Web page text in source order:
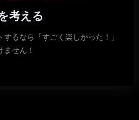
考える
るなら「すごく楽しかった！」
ません！